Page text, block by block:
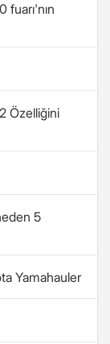
fuarı'nın
Özelliğini
5
Yamahauler